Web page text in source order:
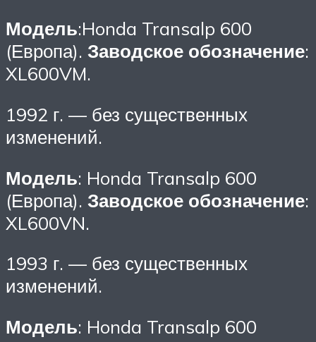
Модель:Honda Transalp 600
(Европа). Заводское обозначение:
XL600VM.
1992 г. — без существенных
изменений.
Модель: Honda Transalp 600
(Европа). Заводское обозначение:
XL600VN.
1993 г. — без существенных
изменений.
Модель: Honda Transalp 600